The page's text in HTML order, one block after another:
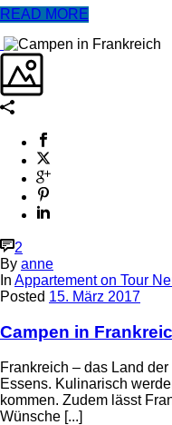
READ MORE
2
By anne
In Appartement on Tour
Posted 15. März 2017
Campen in
Frankreich – das Land
Essens. Kulinarisch
kommen. Zudem lässt
Wünsche [...]